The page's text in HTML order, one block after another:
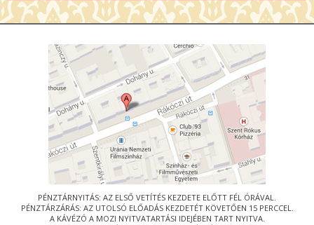
PÉNZTÁRNYITÁS: AZ ELSŐ VETÍTÉS KEZDETE ELŐTT FÉL ÓRÁVAL.
PÉNZTÁRZÁRÁS: AZ UTOLSÓ ELŐADÁS KEZDETÉT KÖVETŐEN 15 PERCCEL.
A KÁVÉZÓ A MOZI NYITVATARTÁSI IDEJÉBEN TART NYITVA.